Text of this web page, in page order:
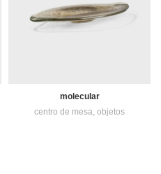
molecular
centro de mesa, objetos